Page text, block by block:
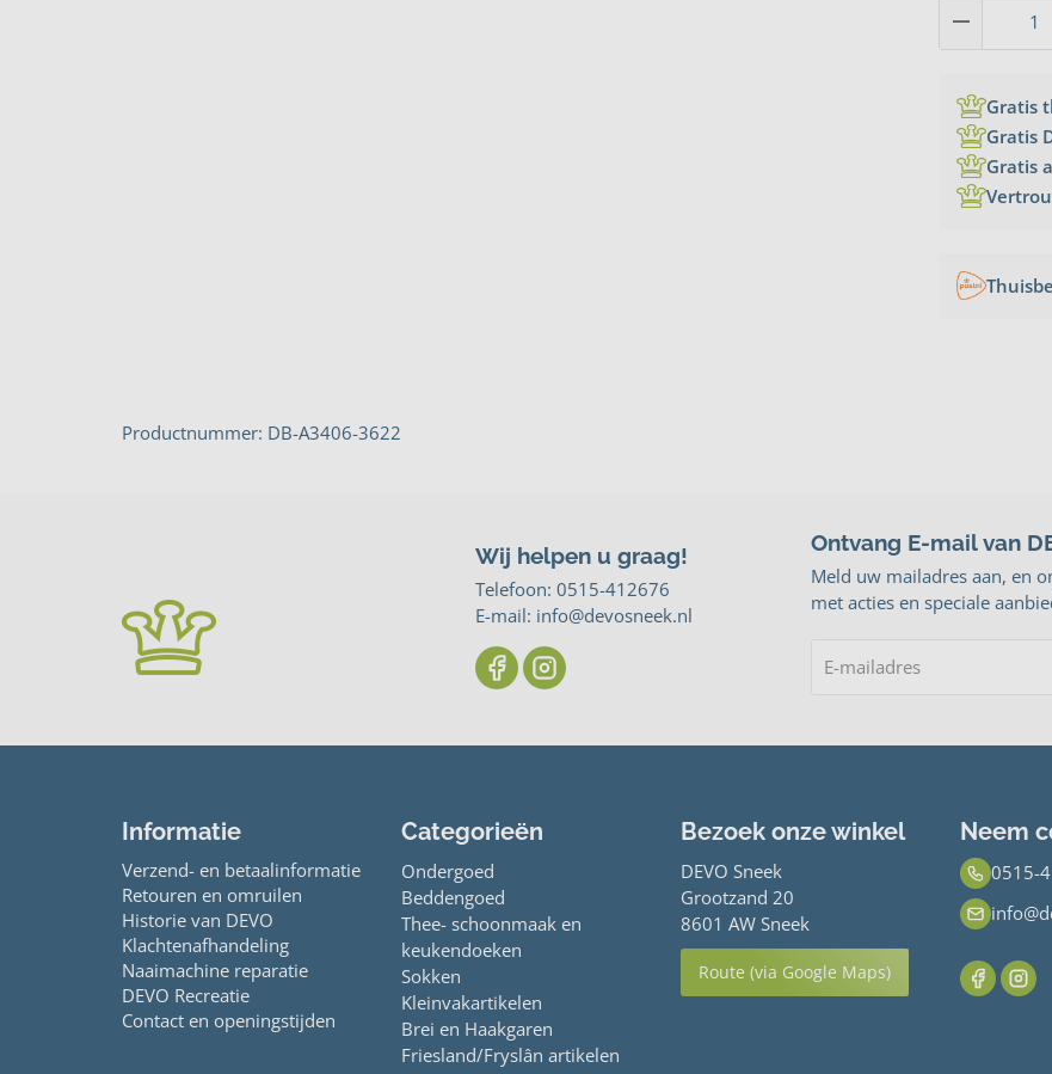
Gratis
Gratis
Gratis
Productnummer: DB-A3406-3622
Wij helpen u graag!
Telefoon:0515-412676
E-mail: info@devosneek.nl
Ontvang E-mail van
Meld uw mailadres aan, en
met acties en speciale
Categorieën
Ondergoed
Beddengoed
Thee- schoonmaak en
keukendoeken
Sokken
Kleinvakartikelen
Brei en Haakgaren
Friesland/Fryslân artikelen
Bezoek onze winkel
DEVO Sneek
Grootzand 20
8601 AW Sneek
Route (via Google Maps)
Neem
0515-
Informatie
Verzend- en betaalinformatie
Retouren en omruilen
Historie van DEVO
Klachtenafhandeling
Naaimachine reparatie
DEVO Recreatie
Contact en openingstijden